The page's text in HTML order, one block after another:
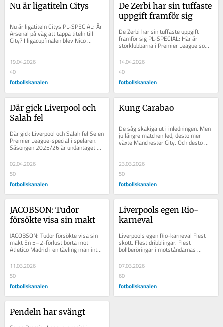
Nu är ligatiteln Citys
Nu är ligatiteln Citys PL-SPECIAL: Är
Arsenal på väg att tappa titeln till
City? I ligacupfinalen blev Nico
O’Reilly hjälte för Manchester...
19.04.2026
40
fotbollskanalen
De Zerbi har sin tuffaste
uppgift framför sig
De Zerbi har sin tuffaste uppgift
framför sig PL-SPECIAL: Här är
storklubbarna i Premier League som
kan byta tränare. I Italien finns det
en...
14.04.2026
40
fotbollskanalen
Där gick Liverpool och
Salah fel
Där gick Liverpool och Salah fel Se en
Premier League-special i spelaren.
Säsongen 2025/26 är undantaget
som bekräftar regeln. Det är skuggan
som...
02.04.2026
50
fotbollskanalen
Kung Carabao
De såg skakiga ut i inledningen. Men
ju längre matchen led, desto mer
växte Manchester City. Och desto
mindre blev Arsenal. Josep Guardiola
23.03.2026
50
fotbollskanalen
JACOBSON: Tudor
försökte visa sin makt
JACOBSON: Tudor försökte visa sin
makt En 5–2-förlust borta mot
Atletico Madrid i en tävling man inte
prioriterar behövde inte vara hela...
11.03.2026
50
fotbollskanalen
Liverpools egen Rio-
karneval
Liverpools egen Rio-karneval Flest
skott. Flest dribblingar. Flest
bollberöringar i motståndarnas
straffområde. Det var andra som till
slut gjorde...
07.03.2026
60
fotbollskanalen
Pendeln har svängt